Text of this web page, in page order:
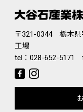
〒321-0344 栃木県
工場
tel： 028-652-5171